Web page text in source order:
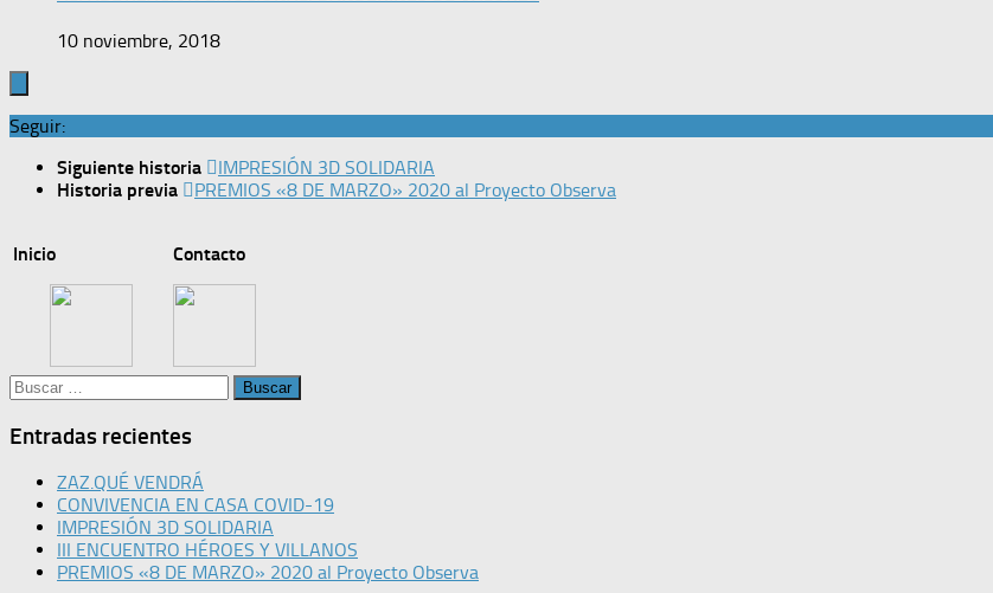
10 noviembre, 2018
Seguir:
Siguiente historia
IMPRESIÓN 3D SOLIDARIA
Historia previa
PREMIOS «8 DE MARZO» 2020 al Proyecto Observa
Inicio Contacto
Buscar:
Entradas recientes
ZAZ.QUÉ VENDRÁ
CONVIVENCIA EN CASA COVID-19
IMPRESIÓN 3D SOLIDARIA
III ENCUENTRO HÉROES Y VILLANOS
PREMIOS «8 DE MARZO» 2020 al Proyecto Observa